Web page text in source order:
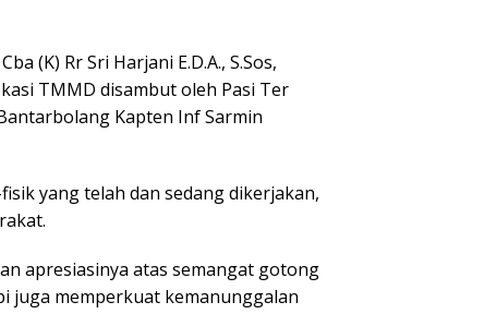
(K) Rr Sri Harjani E.D.A., S.Sos,
TMMD disambut oleh Pasi Ter
Kapten Inf Sarmin
yang telah dan sedang dikerjakan,
apresiasinya atas semangat gotong
juga memperkuat kemanunggalan